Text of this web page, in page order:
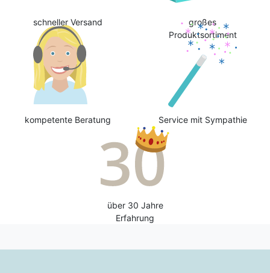
schneller Versand
großes
Produktsortiment
kompetente Beratung Service mit Sympathie
über 30 Jahre
Erfahrung